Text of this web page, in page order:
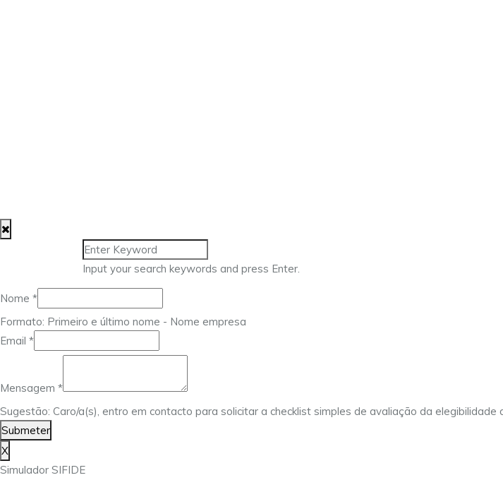
Input your search keywords and press Enter.
Nome *
Formato: Primeiro e último nome - Nome empresa
Email
Email *
Mensagem *
Sugestão: Caro/a(s), entro em contacto para solicitar a checklist simples de avaliação da
Submeter
X
Simulador SIFIDE